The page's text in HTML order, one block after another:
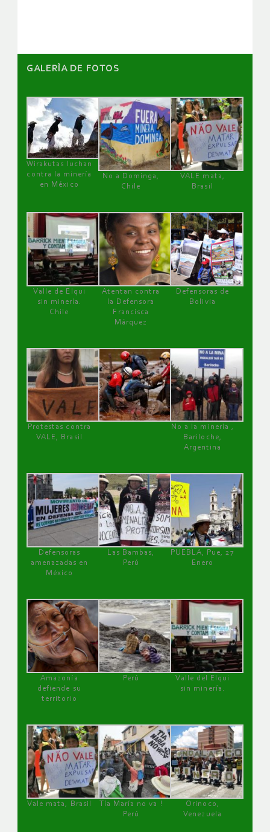
GALERÌA DE FOTOS
Wirakutas luchan
contra la minería
en México
No a Dominga,
Chile
VALE mata,
Brasil
Valle de Elqui
sin minería.
Chile
Atentan contra
la Defensora
Francisca
Márquez
Defensoras de
Bolivia
Protestas contra
VALE, Brasil
No a la minería ,
Bariloche,
Argentina
Defensoras
amenazadas en
México
Las Bambas,
Perú
PUEBLA, Pue, 27
Enero
Amazonía
defiende su
territorio
Perú
Valle del Elqui
sin minería.
Vale mata, Brasil
Tía María no va !
Perú
Orinoco,
Venezuela